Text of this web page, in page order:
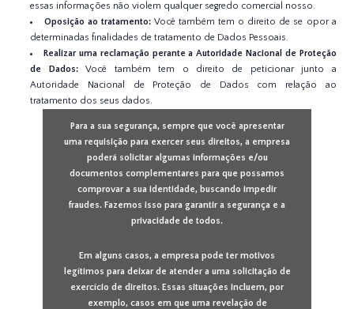
essas informações não violem qualquer segredo comercial nosso.
Oposição ao tratamento:Você também tem o direito de se opor a
determinadas finalidades de tratamento de Dados Pessoais.
Realizar uma reclamação perante a Autoridade Nacional de Proteção
de Dados:Você também tem o direito de peticionar junto a
Autoridade Nacional de Proteção de Dados com relação ao
tratamento dos seus dados.
Para a sua segurança, sempre que você apresentar
uma requisição para exercer seus direitos, a empresa
poderá solicitar algumas informações e/ou
documentos complementares para que possamos
comprovar a sua identidade, buscando impedir
fraudes. Fazemos isso para garantir a segurança e a
privacidade de todos.
Em alguns casos, a empresa pode ter motivos
legítimos para deixar de atender a uma solicitação de
exercício de direitos. Essas situações incluem, por
exemplo, casos em que uma revelação de